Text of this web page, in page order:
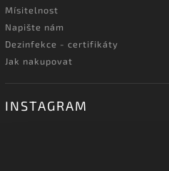
Mísitelnost
Napište nám
Dezinfekce - certifikáty
Jak nakupovat
INSTAGRAM